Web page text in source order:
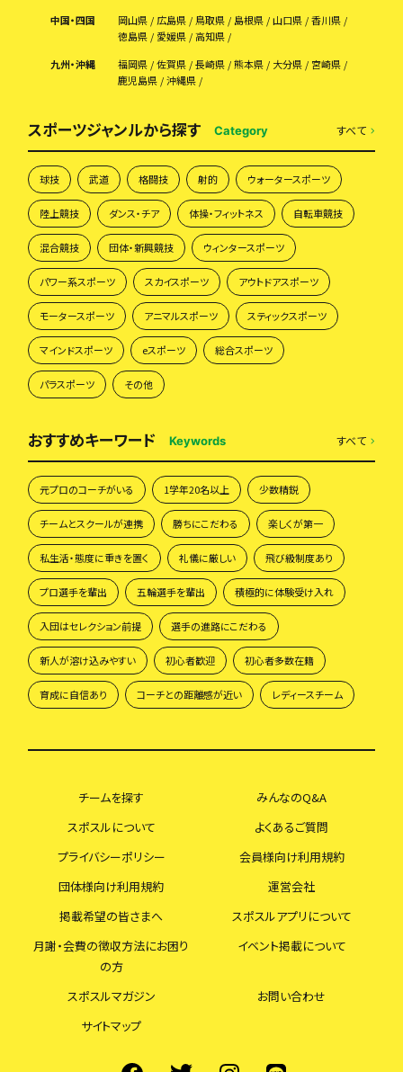
中国・四国
岡山県 広島県 鳥取県 島根県 山口県
香川県
徳島県
愛媛県
高知県
九州・沖縄
福岡県 佐賀県 長崎県 熊本県 大分県
宮崎県
鹿児島県
沖縄県
スポーツジャンルから探す Category すべて
球技 武道 格闘技 射的 ウォータースポーツ
陸上競技 ダンス・チア 体操・フィットネス 自転車競技
混合競技 団体・新興競技 ウィンタースポーツ
パワー系スポーツ スカイスポーツ アウトドアスポーツ
モータースポーツ アニマルスポーツ スティックスポーツ
マインドスポーツ eスポーツ 総合スポーツ
パラスポーツ その他
おすすめキーワード Keywords すべて
元プロのコーチがいる 1学年20名以上 少数精鋭
チームとスクールが連携 勝ちにこだわる 楽しくが第一
私生活・態度に重きを置く 礼儀に厳しい 飛び級制度あり
プロ選手を輩出 五輪選手を輩出 積極的に体験受け入れ
入団はセレクション前提 選手の進路にこだわる
新人が溶け込みやすい 初心者歓迎 初心者多数在籍
育成に自信あり コーチとの距離感が近い レディースチーム
チームを探す
みんなのQ&A
スポスルについて
よくあるご質問
プライバシーポリシー
会員様向け利用規約
団体様向け利用規約
運営会社
掲載希望の皆さまへ
スポスルアプリについて
月謝・会費の徴収方法にお困り
の方
イベント掲載について
スポスルマガジン
お問い合わせ
サイトマップ